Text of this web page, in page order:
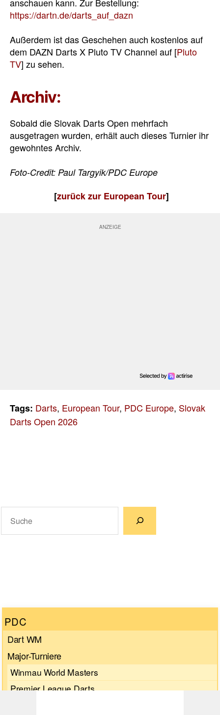
anschauen kann. Zur Bestellung:
https://dartn.de/darts_auf_dazn
Außerdem ist das Geschehen auch kostenlos auf
dem DAZN Darts X Pluto TV Channel auf [Pluto
TV] zu sehen.
Archiv:
Sobald die Slovak Darts Open mehrfach
ausgetragen wurden, erhält auch dieses Turnier ihr
gewohntes Archiv.
Foto-Credit: Paul Targyik/PDC Europe
[zurückzur European Tour]
Tags: Darts, European Tour, PDC Europe, Slovak
Darts Open 2026
PDC
Dart WM
Major-Turniere
Winmau World Masters
Premier League Darts